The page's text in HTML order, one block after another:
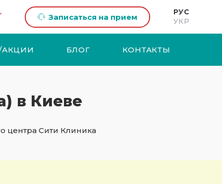
Записаться на прием
РУС
УКР
БЛОГ КОНТАКТЫ
в Киеве
центра Сити Клиника